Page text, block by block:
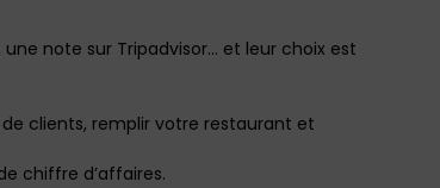
note sur Tripadvisor… et leur choix est
clients, remplir votre restaurant et
chiffre d’affaires.